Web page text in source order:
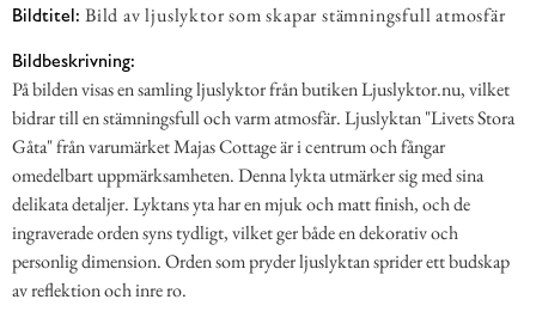
Bildtitel: Bild av ljuslyktor som skapar stämningsfull atmosfär
Bildbeskrivning:
På bilden visas en samling ljuslyktor från butiken Ljuslyktor.nu, vilket
bidrar till en stämningsfull och varm atmosfär. Ljuslyktan "Livets Stora
Gåta" från varumärket Majas Cottage är i centrum och fångar
omedelbart uppmärksamheten. Denna lykta utmärker sig med sina
delikata detaljer. Lyktans yta har en mjuk och matt finish, och de
ingraverade orden syns tydligt, vilket ger både en dekorativ och
personlig dimension. Orden som pryder ljuslyktan sprider ett budskap
av reflektion och inre ro.